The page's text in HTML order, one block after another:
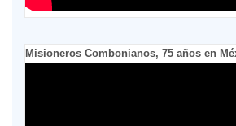
Misioneros Combonianos, 75 años en